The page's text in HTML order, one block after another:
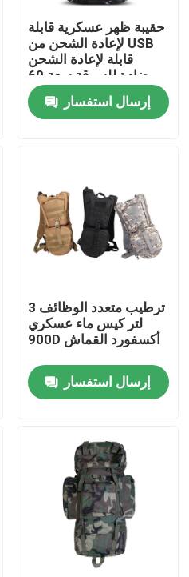
حقيبة ظهر عسكرية قابلة
لإعادة الشحن من USB
قابلة لإعادة الشحن
مضادة للسرقة سعة 60
لترًا مموهة
إرسال استفسار
ترطيب متعدد الوظائف 3
لتر كيس ماء عسكري
900D أكسفورد القماش
إرسال استفسار